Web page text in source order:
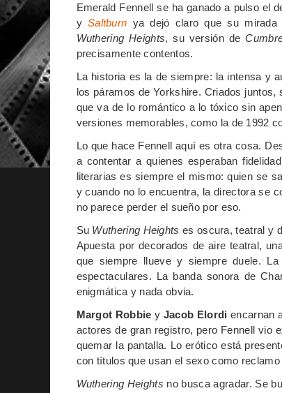
Emerald Fennell se ha ganado a pulso el
y Saltburn ya dejó claro que su mirada
Wuthering Heights, su versión de
precisamente contentos.
La historia es la de siempre: la intensa y
los páramos de Yorkshire. Criados
que va de lo romántico a lo tóxico sin
versiones memorables, como la de 1992
Lo que hace Fennell aquí es otra cosa.
a contentar a quienes esperaban
literarias es siempre el mismo: quien se
y cuando no lo encuentra, la directora se
no parece perder el sueño por eso.
Su Wuthering Heights es oscura, teatral y
Apuesta por decorados de aire teatral,
que siempre llueve y siempre duele.
espectaculares. La banda sonora de
enigmática y nada obvia.
Margot Robbie y Jacob Elordi encarnan
actores de gran registro, pero Fennell vio
quemar la pantalla. Lo erótico está
con títulos que usan el sexo como
Wuthering Heights no busca agradar. Se